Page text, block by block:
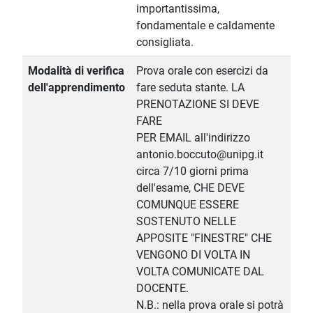
importantissima,
fondamentale e caldamente
consigliata.
Modalità di verifica
dell'apprendimento
Prova orale con esercizi da
fare seduta stante. LA
PRENOTAZIONE SI DEVE
FARE
PER EMAIL all'indirizzo
antonio.boccuto@unipg.it
circa 7/10 giorni prima
dell'esame, CHE DEVE
COMUNQUE ESSERE
SOSTENUTO NELLE
APPOSITE "FINESTRE" CHE
VENGONO DI VOLTA IN
VOLTA COMUNICATE DAL
DOCENTE.
N.B.: nella prova orale si potrà